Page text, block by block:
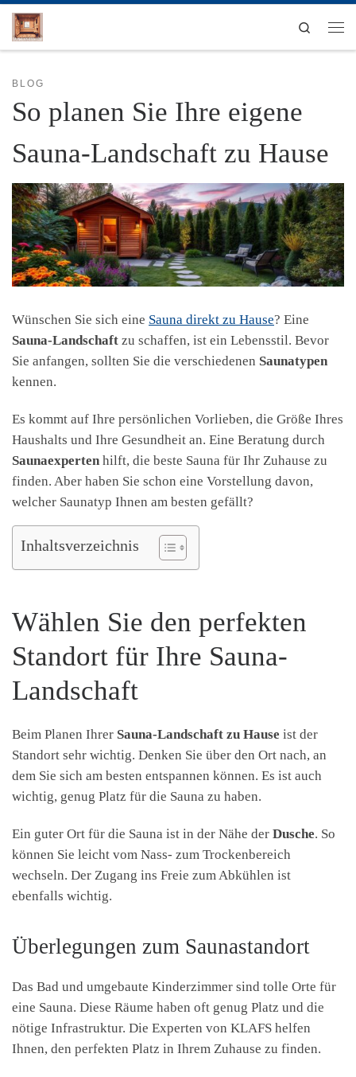
Zum Inhalt springen
Search
BLOG
So planen Sie Ihre eigene
Sauna-Landschaft zu Hause
Wünschen Sie sich eine Sauna direkt zu Hause? Eine
Sauna-Landschaft zu schaffen, ist ein Lebensstil. Bevor
Sie anfangen, sollten Sie die verschiedenen Saunatypen
kennen.
Es kommt auf Ihre persönlichen Vorlieben, die Größe Ihres
Haushalts und Ihre Gesundheit an. Eine Beratung durch
Saunaexperten hilft, die beste Sauna für Ihr Zuhause zu
finden. Aber haben Sie schon eine Vorstellung davon,
welcher Saunatyp Ihnen am besten gefällt?
Inhaltsverzeichnis
Wählen Sie den perfekten
Standort für Ihre Sauna-
Landschaft
Beim Planen Ihrer Sauna-Landschaft zu Hause ist der
Standort sehr wichtig. Denken Sie über den Ort nach, an
dem Sie sich am besten entspannen können. Es ist auch
wichtig, genug Platz für die Sauna zu haben.
Ein guter Ort für die Sauna ist in der Nähe der Dusche. So
können Sie leicht vom Nass- zum Trockenbereich
wechseln. Der Zugang ins Freie zum Abkühlen ist
ebenfalls wichtig.
Überlegungen zum Saunastandort
Das Bad und umgebaute Kinderzimmer sind tolle Orte für
eine Sauna. Diese Räume haben oft genug Platz und die
nötige Infrastruktur. Die Experten von KLAFS helfen
Ihnen, den perfekten Platz in Ihrem Zuhause zu finden.